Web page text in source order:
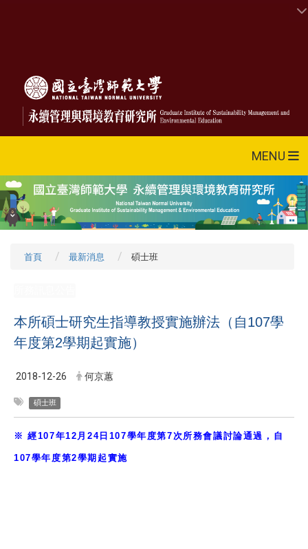
MENU
首頁 最新消息 碩士班
本所碩士研究生指導教授實施辦法（自107學
年度第2學期起實施）
2018-12-26 何京蕙
碩士班
※經107年12月24日107學年度第7次所務會議討論通過，自
107學年度第2學期起實施